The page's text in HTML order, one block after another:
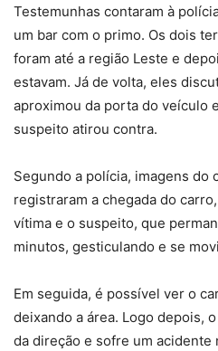
Testemunhas contaram à
um bar com o primo. Os dois
foram até a região Leste e
estavam. Já de volta, eles
aproximou da porta do veículo
suspeito atirou contra.
Segundo a polícia, imagens do
registraram a chegada do
vítima e o suspeito, que
minutos, gesticulando e se
Em seguida, é possível ver o
deixando a área. Logo depois,
da direção e sofre um acidente